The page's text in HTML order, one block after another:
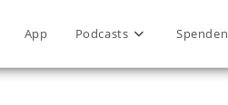
App Podcasts Spenden